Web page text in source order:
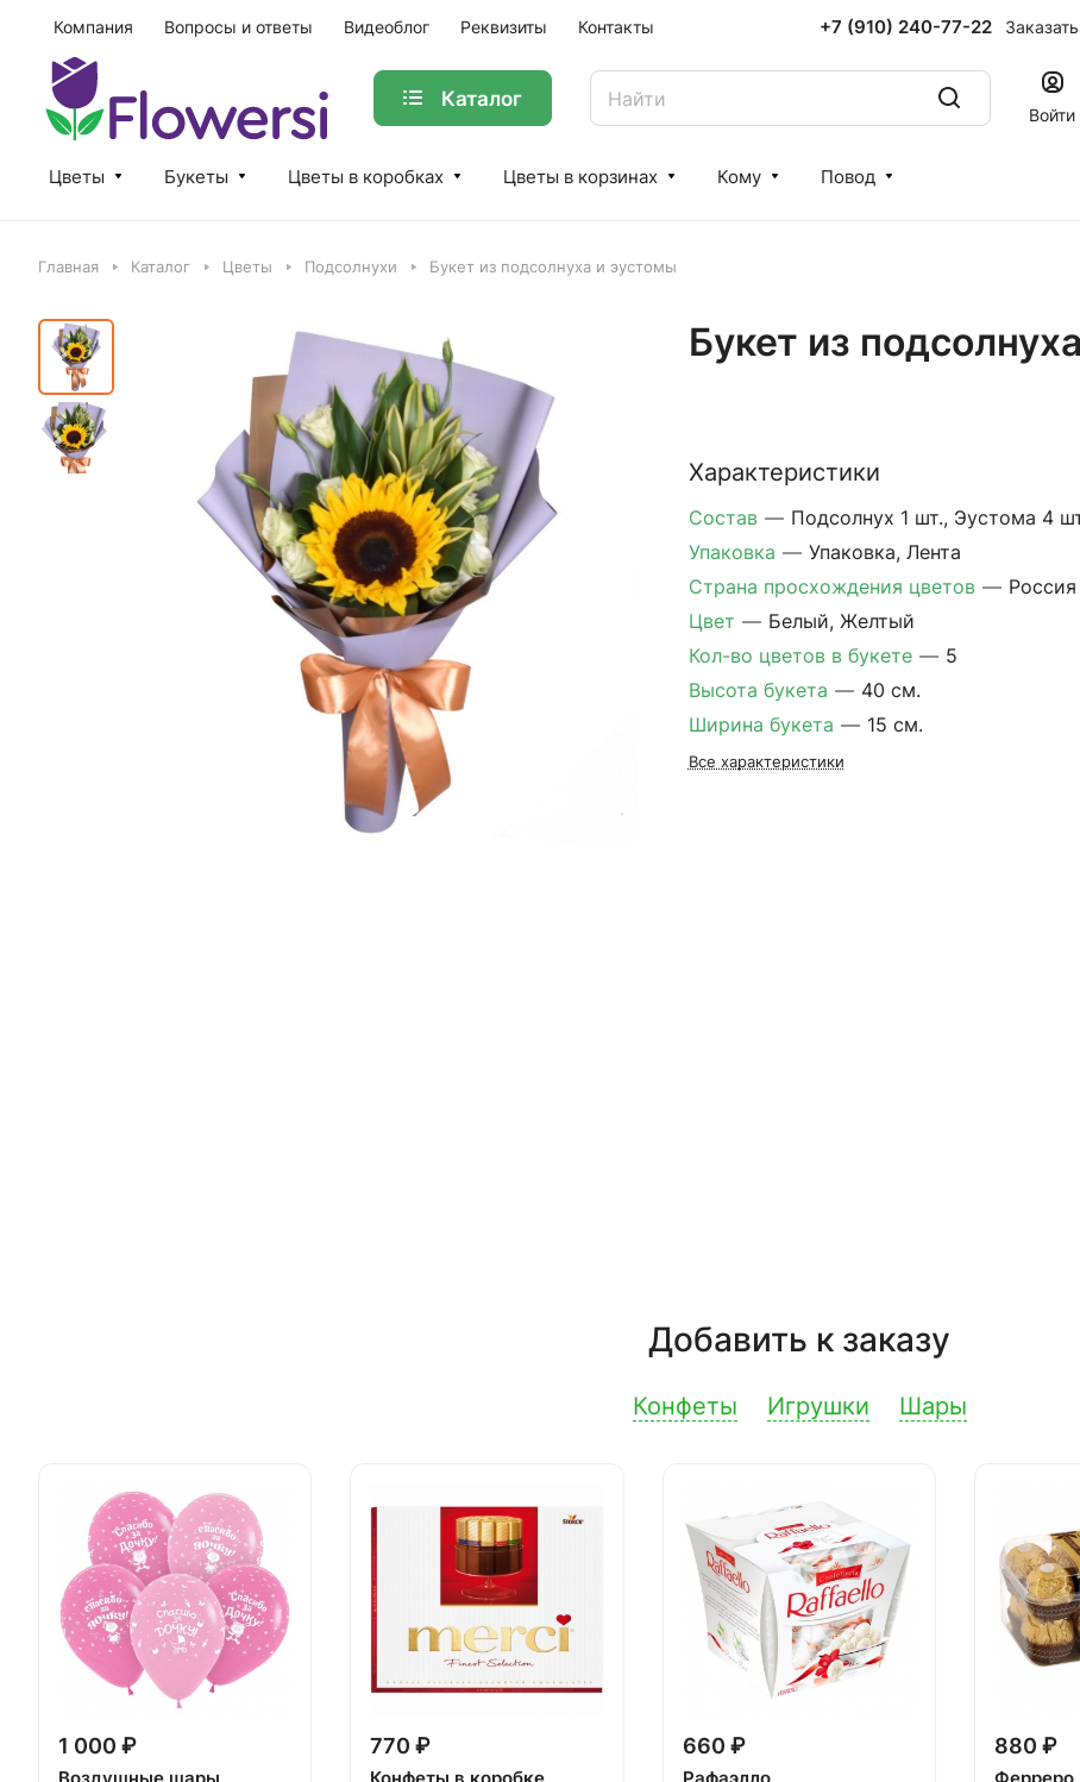
Компания Вопросы и ответы Видеоблог Реквизиты Контакты +7 (910) 240-77-22
Каталог
Войти
Цветы Букеты Цветы в коробках Цветы в корзинах Кому Повод
Главная Каталог Цветы Подсолнухи Букет из подсолнуха и эустомы
Букет из
Характеристики
Состав — Подсолнух 1 шт., Эустома 4
Упаковка — Упаковка, Лента
Страна просхождения цветов — Россия
Цвет — Белый, Желтый
Кол-во цветов в букете — 5
Высота букета — 40 см.
Ширина букета — 15 см.
Все характеристики
Добавить к заказу
Конфеты Игрушки Шары
1 000 ₽ 770 ₽ 660 ₽ 880 ₽